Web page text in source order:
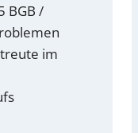
BGB /
im